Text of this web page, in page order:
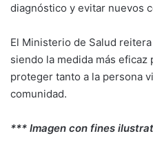
diagnóstico y evitar nuevos
El Ministerio de Salud
siendo la medida más
proteger tanto a la persona
comunidad.
*** Imagen con fines